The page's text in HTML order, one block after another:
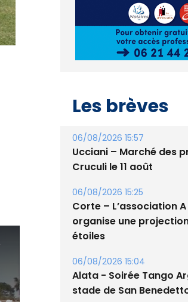
Les brèves
06/08/2026 15:57
Ucciani – Marché des
Cruculi le 11 août
06/08/2026 15:25
Corte – L’association
organise une
étoiles
06/08/2026 15:04
Alata - Soirée Tango
stade de San